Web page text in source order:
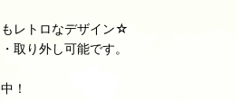
レトロなデザイン☆
取り外し可能です。
！